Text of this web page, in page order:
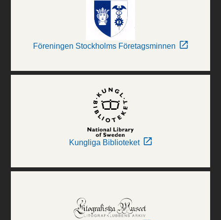
Föreningen Stockholms Företagsminnen
Kungliga Biblioteket